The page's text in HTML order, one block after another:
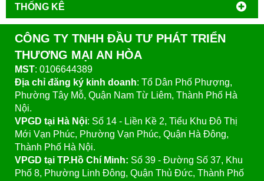
THỐNG KÊ
CÔNG TY TNHH ĐẦU TƯ PHÁT TRIỂN
THƯƠNG MẠI AN HÒA
MST: 0106644389
Địa chỉ đăng ký kinh doanh: Tổ Dân Phố Phượng,
Phường Tây Mỗ, Quận Nam Từ Liêm, Thành Phố Hà
Nội.
VPGD tại Hà Nội: Số 14 - Liền Kề 2, Tiểu Khu Đô Thị
Mới Vạn Phúc, Phường Vạn Phúc, Quận Hà Đông,
Thành Phố Hà Nội.
VPGD tại TP.Hồ Chí Minh: Số 39 - Đường Số 37, Khu
Phố 8, Phường Linh Đông, Quận Thủ Đức, Thành Phố